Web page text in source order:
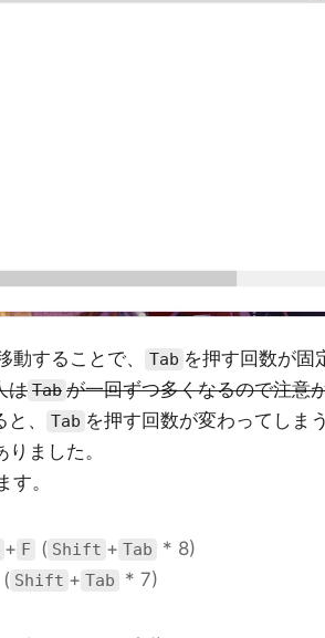
することで、 Tab を押す回数が固
は Tab が一回ずつ多くなるので注意
、
Tab を押す回数が変わってしま
ました。
。
+ F ( Shift + Tab
* 8)
( Shift + Tab * 7)